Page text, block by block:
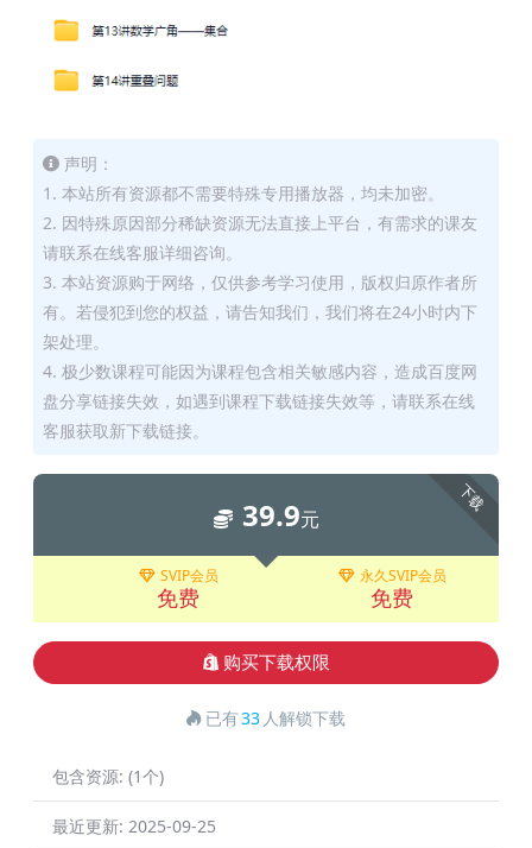
声明：
1. 本站所有资源都不需要特殊专用播放器，均未加密。
2. 因特殊原因部分稀缺资源无法直接上平台，有需求的课友
请联系在线客服详细咨询。
3. 本站资源购于网络，仅供参考学习使用，版权归原作者所
有。若侵犯到您的权益，请告知我们，我们将在24小时内下
架处理。
4. 极少数课程可能因为课程包含相关敏感内容，造成百度网
盘分享链接失效，如遇到课程下载链接失效等，请联系在线
客服获取新下载链接。
下载
39.9元
SVIP会员
免费
永久SVIP会员
免费
购买下载权限
已有33 人解锁下载
包含资源: (1个)
最近更新: 2025-09-25